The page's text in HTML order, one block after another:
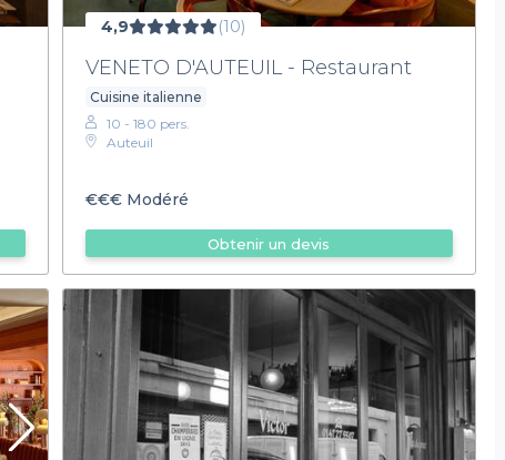
4,9 (10)
VENETO D'AUTEUIL - Restaurant
Cuisine italienne
10 - 180 pers.
Auteuil
€€€Modéré
Obtenir un devis